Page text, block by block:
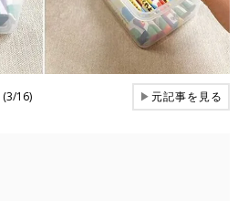
(3/16) ▶元記事を見る